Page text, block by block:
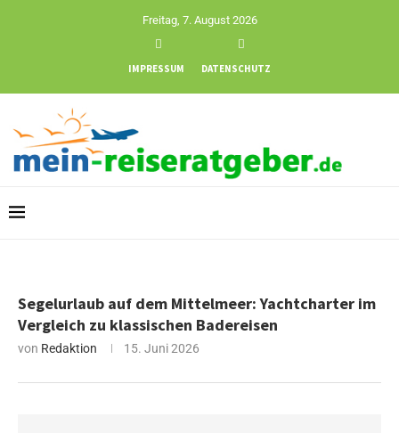
Freitag, 7. August 2026
IMPRESSUM DATENSCHUTZ
Segelurlaub auf dem Mittelmeer: Yachtcharter im
Vergleich zu klassischen Badereisen
von Redaktion 15. Juni 2026